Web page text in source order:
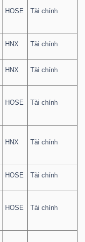
HOSE Tài chính
HNX Tài chính
HNX Tài chính
HOSE Tài chính
HNX Tài chính
HOSE Tài chính
HOSE Tài chính